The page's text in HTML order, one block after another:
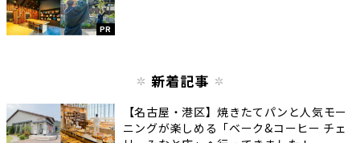
PR
新着記事
【名古屋・港区】焼きたてパンと人気モー
ニングが楽しめる「ベーク&コーヒー チェ